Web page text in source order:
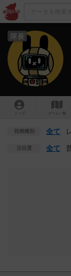
隊長
トップ ゲーム一覧
投稿種別 全て
注目度 全て